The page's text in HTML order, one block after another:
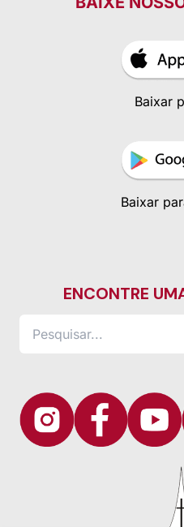
Baixar
Baixar
ENCONTRE